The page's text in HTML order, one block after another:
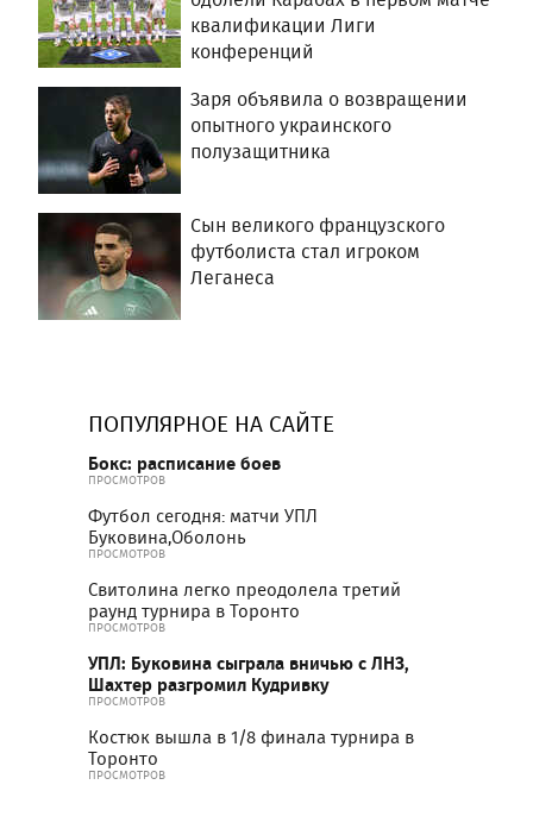
квалификации Лиги
конференций
Заря объявила о возвращении
опытного украинского
полузащитника
Сын великого французского
футболиста стал игроком
Леганеса
ПОПУЛЯРНОЕ НА САЙТЕ
Бокс: расписание боев
ПРОСМОТРОВ
Футбол сегодня: матчи УПЛ
Буковина,Оболонь
ПРОСМОТРОВ
Свитолина легко преодолела третий
раунд турнира в Торонто
ПРОСМОТРОВ
УПЛ: Буковина сыграла вничью с ЛНЗ,
Шахтер разгромил Кудривку
ПРОСМОТРОВ
Костюк вышла в 1/8 финала турнира в
Торонто
ПРОСМОТРОВ